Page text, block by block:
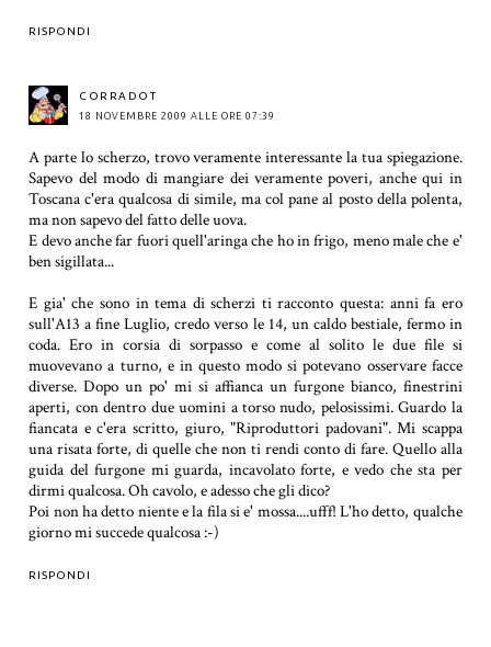
RISPONDI
CORRADOT
18 NOVEMBRE 2009 ALLE ORE 07:39
A parte lo scherzo, trovo veramente interessante la tua spiegazione.
Sapevo del modo di mangiare dei veramente poveri, anche qui in
Toscana c'era qualcosa di simile, ma col pane al posto della polenta,
ma non sapevo del fatto delle uova.
E devo anche far fuori quell'aringa che ho in frigo, meno male che e'
ben sigillata...
E gia' che sono in tema di scherzi ti racconto questa: anni fa ero
sull'A13 a fine Luglio, credo verso le 14, un caldo bestiale, fermo in
coda. Ero in corsia di sorpasso e come al solito le due file si
muovevano a turno, e in questo modo si potevano osservare facce
diverse. Dopo un po' mi si affianca un furgone bianco, finestrini
aperti, con dentro due uomini a torso nudo, pelosissimi. Guardo la
fiancata e c'era scritto, giuro, "Riproduttori padovani". Mi scappa
una risata forte, di quelle che non ti rendi conto di fare. Quello alla
guida del furgone mi guarda, incavolato forte, e vedo che sta per
dirmi qualcosa. Oh cavolo, e adesso che gli dico?
Poi non ha detto niente e la fila si e' mossa....ufff! L'ho detto, qualche
giorno mi succede qualcosa :-)
RISPONDI